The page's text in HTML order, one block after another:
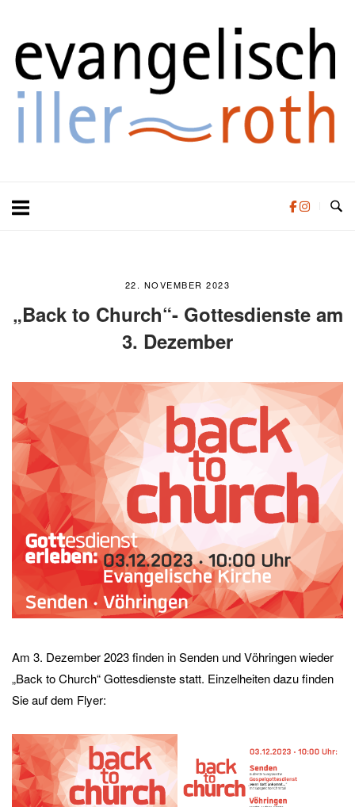
springen
22. NOVEMBER 2023
„Back to Church“- Gottesdienste am
3. Dezember
Am 3. Dezember 2023 finden in Senden und Vöhringen wieder
„Back to Church“ Gottesdienste statt. Einzelheiten dazu finden
Sie auf dem Flyer: